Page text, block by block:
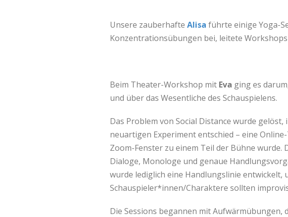
Unsere zauberhafte Alisa führte einige Yoga-
Konzentrationsübungen bei, leitete
Beim Theater-Workshop mit Eva ging es
und über das Wesentliche des Schauspielens.
Das Problem von Social Distance wurde gelöst,
neuartigen Experiment entschied – eine
Zoom-Fenster zu einem Teil der Bühne wurde.
Dialoge, Monologe und genaue
wurde lediglich eine Handlungslinie entwickelt,
Schauspieler*innen/Charaktere sollten
Die Sessions begannen mit Aufwärmübungen,